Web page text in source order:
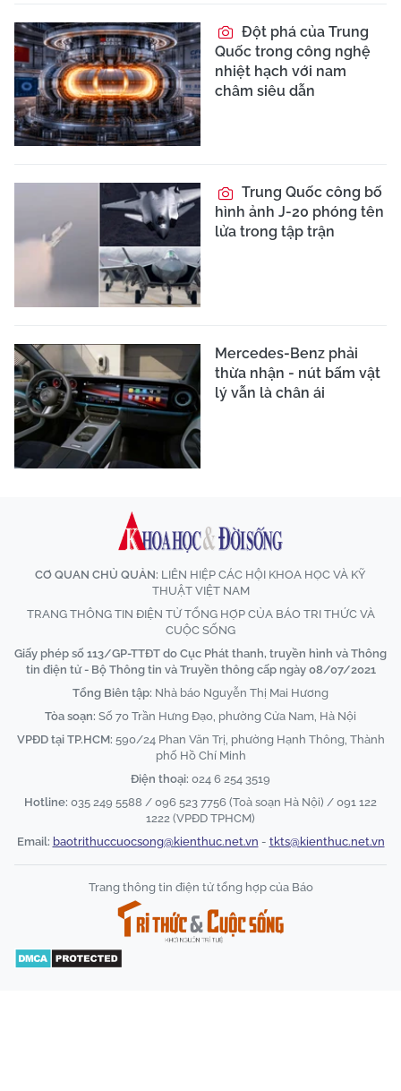
Đột phá của Trung
Quốc trong công nghệ
nhiệt hạch với nam
châm siêu dẫn
Trung Quốc công bố
hình ảnh J-20 phóng tên
lửa trong tập trận
Mercedes-Benz phải
thừa nhận - nút bấm vật
lý vẫn là chân ái
CƠ QUAN CHỦ QUẢN: LIÊN HIỆP CÁC HỘI KHOA HỌC VÀ KỸ
THUẬT VIỆT NAM
TRANG THÔNG TIN ĐIỆN TỬ TỔNG HỢP CỦA BÁO TRI THỨC VÀ
CUỘC SỐNG
Giấy phép số 113/GP-TTĐT do Cục Phát thanh, truyền hình và Thông
tin điện tử - Bộ Thông tin và Truyền thông cấp ngày 08/07/2021
Tổng Biên tập: Nhà báo Nguyễn Thị Mai Hương
Tòa soạn: Số 70 Trần Hưng Đạo, phường Cửa Nam, Hà Nội
VPĐD tại TP.HCM: 590/24 Phan Văn Trị, phường Hạnh Thông, Thành
phố Hồ Chí Minh
Điện thoại: 024 6 254 3519
Hotline: 035 249 5588 / 096 523 7756 (Toà soạn Hà Nội) / 091 122
1222 (VPĐD TPHCM)
Email: baotrithuccuocsong@kienthuc.net.vn - tkts@kienthuc.net.vn
Trang thông tin điện tử tổng hợp của Báo